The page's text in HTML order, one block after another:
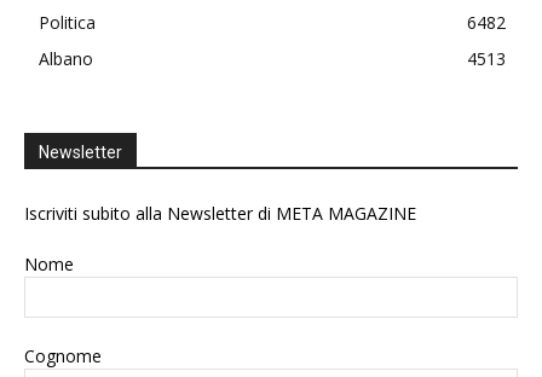
Politica
6482
Albano
4513
Newsletter
Iscriviti subito alla Newsletter di META MAGAZINE
Nome
Cognome